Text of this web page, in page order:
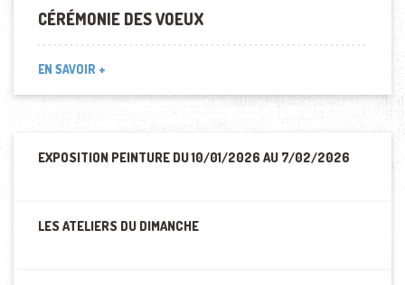
CÉRÉMONIE DES VOEUX
EN SAVOIR +
EXPOSITION PEINTURE DU 10/01/2026 AU 7/02/2026
LES ATELIERS DU DIMANCHE